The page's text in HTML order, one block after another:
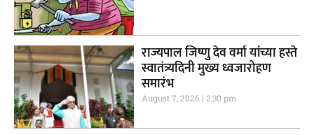
राज्यपाल जिष्णु देव वर्मा यांच्या हस्ते
स्वातंत्र्यदिनी मुख्य ध्वजारोहण
समारंभ
August 7, 2026 2:30 pm